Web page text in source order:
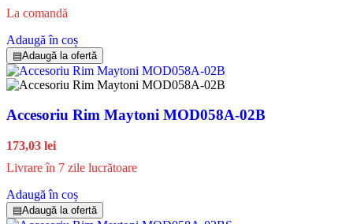
La comandă
Adaugă în coș
▤Adaugă la ofertă
Accesoriu Rim Maytoni MOD058A-02B
173,03 lei
Livrare în 7 zile lucrătoare
Adaugă în coș
▤Adaugă la ofertă